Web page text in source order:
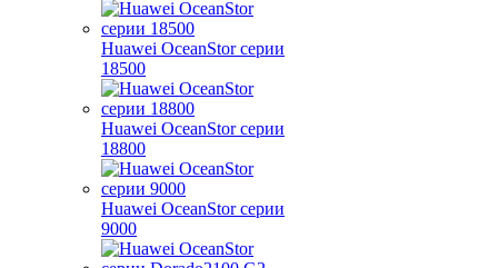
Huawei OceanStor серии
18500
Huawei OceanStor серии
18800
Huawei OceanStor серии
9000